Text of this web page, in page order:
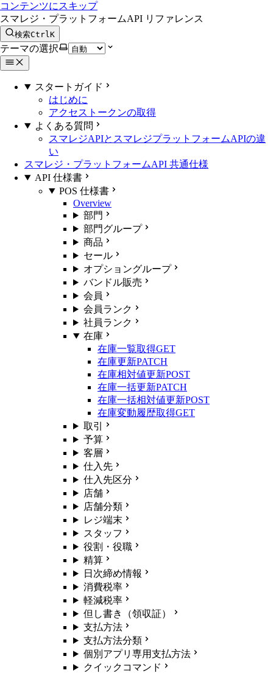
コンテンツにスキップ
スマレジ・プラットフォームAPI リファレンス
検索CtrlK
テーマの選択
スタートガイド
はじめに
アクセストークンの取得
よくある質問
スマレジAPIとスマレジプラットフォームAPIの違
い
スマレジ・プラットフォームAPI 共通仕様
API 仕様書
POS 仕様書
Overview
部門
部門グループ
商品
セール
オプショングループ
バンドル販売
会員
会員ランク
社員ランク
在庫
在庫一覧取得GET
在庫更新PATCH
在庫相対値更新POST
在庫一括更新PATCH
在庫一括相対値更新POST
在庫変動履歴取得GET
取引
予算
客層
仕入先
仕入先区分
店舗
店舗分類
レジ端末
スタッフ
役割・役職
精算
日次締め情報
消費税率
軽減税率
但し書き（領収証）
支払方法
支払方法分類
個別アプリ専用支払方法
クイックコマンド